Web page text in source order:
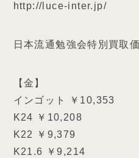
http://luce-inter.jp/
日本流通勉強会特別買取
【金】
インゴット ￥10,353
K24 ￥10,208
K22 ￥9,379
K21.6 ￥9,214